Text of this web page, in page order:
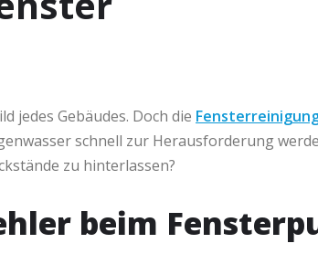
jedes Gebäudes. Doch die
schnell zur Herausforderung
zu hinterlassen?
beim